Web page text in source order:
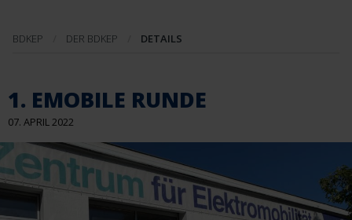
BDKEP DER BDKEP DETAILS
1. EMOBILE RUNDE
07. APRIL 2022